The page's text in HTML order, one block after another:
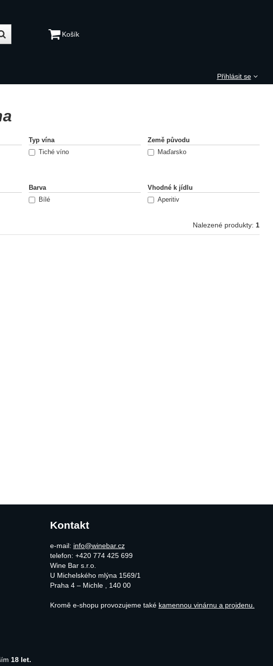
Typ vína
Tiché víno
Země původu
Maďarsko
Barva
Bílé
Vhodné k jídlu
Aperitiv
Nalezené produkty: 1
Přihlásit se
Košík
Kontakt
e-mail: info@winebar.cz
telefon: +420 774 425 699
Wine Bar s.r.o.
U Michelského mlýna 1569/1
Praha 4 – Michle
140 00
Kromě e-shopu provozujeme také kamennou vinárnu a projdenu.
18 let.